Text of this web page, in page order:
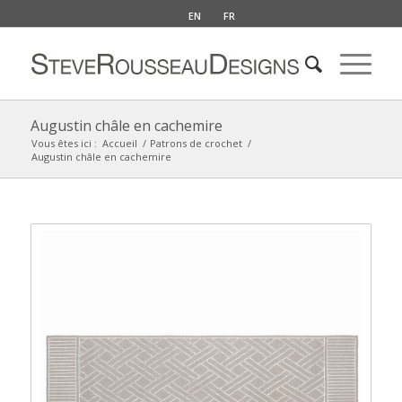
EN FR
Augustin châle en cachemire
Vous êtes ici : Accueil / Patrons de crochet /
Augustin châle en cachemire